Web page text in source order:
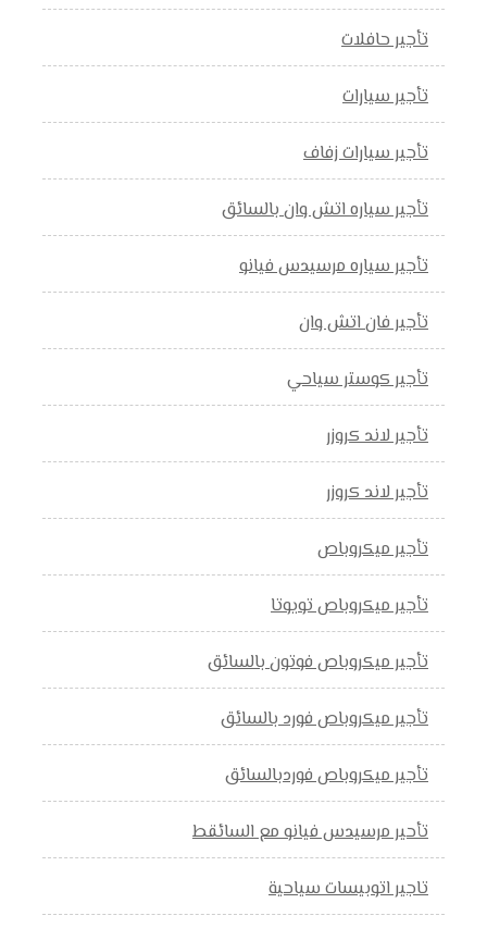
تأجير حافلات
تأجير سيارات
تأجير سيارات زفاف
تأجير سياره اتش وان بالسائق
تأجير سياره مرسيدس فيانو
تأجير فان اتش وان
تأجير كوستر سياحي
تأجير لاند كروزر
تأجير لاند كروزر
تأجير ميكروباص
تأجير ميكروباص تويوتا
تأجير ميكروباص فوتون بالسائق
تأجير ميكروباص فورد بالسائق
تأجير ميكروباص فوردبالسائق
تأحير مرسيدس فيانو مع السائقط
تاجير اتوبيسات سياحية